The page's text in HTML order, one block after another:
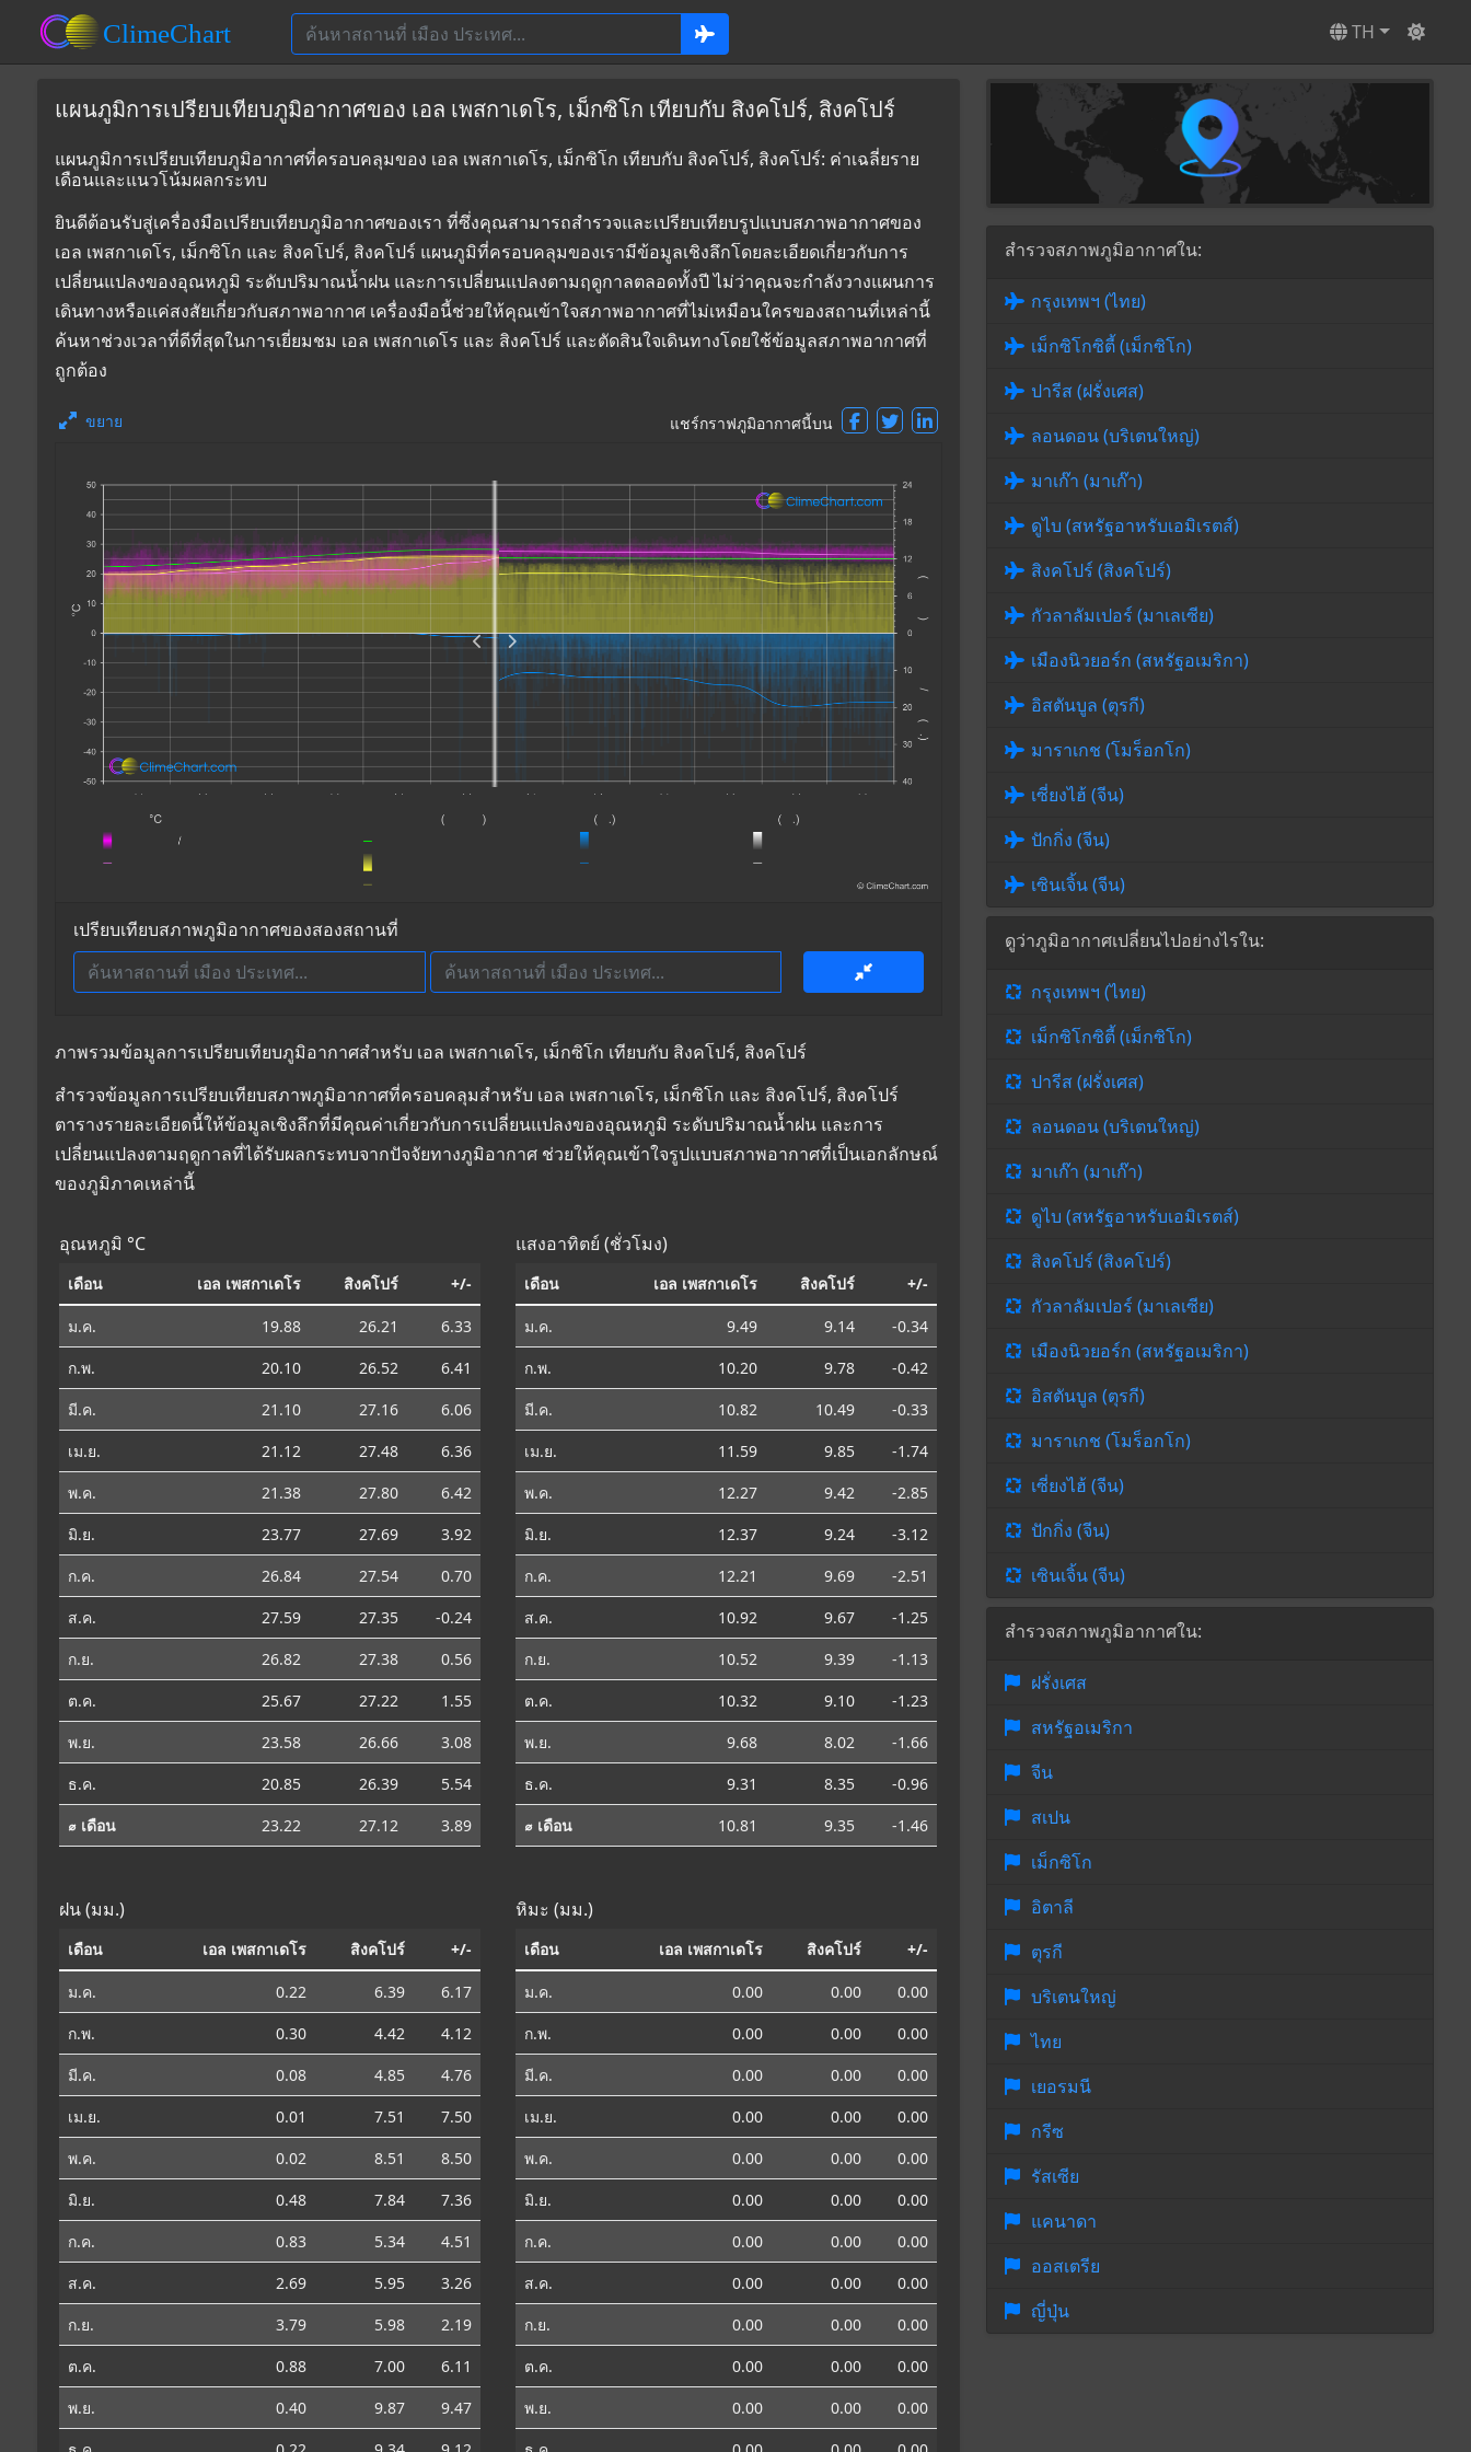
TH
แผนภูมิการเปรียบเทียบภูมิอากาศของ เอล เพสกาเดโร, เม็กซิโก เทียบกับ สิงคโปร์, สิงคโปร์
แผนภูมิการเปรียบเทียบภูมิอากาศที่ครอบคลุมของ เอล เพสกาเดโร, เม็กซิโก เทียบกับ สิงคโปร์, สิงคโปร์: ค่าเฉลี่ยราย
เดือนและแนวโน้มผลกระทบ
ยินดีต้อนรับสู่เครื่องมือเปรียบเทียบภูมิอากาศของเรา ที่ซึ่งคุณสามารถสำรวจและเปรียบเทียบรูปแบบสภาพอากาศของ
เอล เพสกาเดโร, เม็กซิโก และ สิงคโปร์, สิงคโปร์ แผนภูมิที่ครอบคลุมของเรามีข้อมูลเชิงลึกโดยละเอียดเกี่ยวกับการ
เปลี่ยนแปลงของอุณหภูมิ ระดับปริมาณน้ำฝน และการเปลี่ยนแปลงตามฤดูกาลตลอดทั้งปี ไม่ว่าคุณจะกำลังวางแผนการ
เดินทางหรือแค่สงสัยเกี่ยวกับสภาพอากาศ เครื่องมือนี้ช่วยให้คุณเข้าใจสภาพอากาศที่ไม่เหมือนใครของสถานที่เหล่านี้
ค้นหาช่วงเวลาที่ดีที่สุดในการเยี่ยมชม เอล เพสกาเดโร และ สิงคโปร์ และตัดสินใจเดินทางโดยใช้ข้อมูลสภาพอากาศที่
ถูกต้อง
ขยาย แชร์กราฟภูมิอากาศนี้บน
เปรียบเทียบสภาพภูมิอากาศของสองสถานที่
ภาพรวมข้อมูลการเปรียบเทียบภูมิอากาศสำหรับ เอล เพสกาเดโร, เม็กซิโก เทียบกับ สิงคโปร์, สิงคโปร์
สำรวจข้อมูลการเปรียบเทียบสภาพภูมิอากาศที่ครอบคลุมสำหรับ เอล เพสกาเดโร, เม็กซิโก และ สิงคโปร์, สิงคโปร์
ตารางรายละเอียดนี้ให้ข้อมูลเชิงลึกที่มีคุณค่าเกี่ยวกับการเปลี่ยนแปลงของอุณหภูมิ ระดับปริมาณน้ำฝน และการ
เปลี่ยนแปลงตามฤดูกาลที่ได้รับผลกระทบจากปัจจัยทางภูมิอากาศ ช่วยให้คุณเข้าใจรูปแบบสภาพอากาศที่เป็นเอกลักษณ์
ของภูมิภาคเหล่านี้
อุณหภูมิ °C
เดือน เอล เพสกาเดโร สิงคโปร์ +/-
ม.ค. 19.88 26.21
6.33
ก.พ.
20.10 26.52
6.41
มี.ค.
21.10 27.16
6.06
เม.ย.
21.12 27.48
6.36
พ.ค.
21.38 27.80
6.42
มิ.ย.
23.77 27.69
3.92
ก.ค.
26.84 27.54
0.70
ส.ค.
27.59 27.35
-0.24
ก.ย.
26.82 27.38
0.56
ต.ค.
25.67 27.22
1.55
พ.ย.
23.58 26.66
3.08
ธ.ค.
20.85 26.39
5.54
⌀ เดือน
23.22 27.12 3.89
แสงอาทิตย์ (ชั่วโมง)
เดือน เอล เพสกาเดโร สิงคโปร์ +/-
ม.ค. 9.49 9.14
-0.34
ก.พ.
10.20 9.78
-0.42
มี.ค.
10.82 10.49
-0.33
เม.ย.
11.59 9.85
-1.74
พ.ค.
12.27 9.42
-2.85
มิ.ย.
12.37 9.24
-3.12
ก.ค.
12.21 9.69
-2.51
ส.ค.
10.92 9.67
-1.25
ก.ย.
10.52 9.39
-1.13
ต.ค.
10.32 9.10
-1.23
พ.ย.
9.68 8.02
-1.66
ธ.ค.
9.31 8.35
-0.96
⌀ เดือน
10.81 9.35 -1.46
ฝน (มม.)
เดือน เอล เพสกาเดโร สิงคโปร์ +/-
ม.ค. 0.22 6.39
6.17
ก.พ.
0.30 4.42
4.12
มี.ค.
0.08 4.85
4.76
เม.ย.
0.01 7.51
7.50
พ.ค.
0.02 8.51
8.50
มิ.ย.
0.48 7.84
7.36
ก.ค.
0.83 5.34
4.51
ส.ค.
2.69 5.95
3.26
ก.ย.
3.79 5.98
2.19
ต.ค.
0.88 7.00
6.11
พ.ย.
0.40 9.87
9.47
หิมะ (มม.)
เดือน เอล เพสกาเดโร สิงคโปร์ +/-
ม.ค. 0.00 0.00
0.00
ก.พ.
0.00 0.00
0.00
มี.ค.
0.00 0.00
0.00
เม.ย.
0.00 0.00
0.00
พ.ค.
0.00 0.00
0.00
มิ.ย.
0.00 0.00
0.00
ก.ค.
0.00 0.00
0.00
ส.ค.
0.00 0.00
0.00
ก.ย.
0.00 0.00
0.00
ต.ค.
0.00 0.00
0.00
พ.ย.
0.00 0.00
0.00
สำรวจสภาพภูมิอากาศใน:
กรุงเทพฯ (ไทย)
เม็กซิโกซิตี้ (เม็กซิโก)
ปารีส (ฝรั่งเศส)
ลอนดอน (บริเตนใหญ่)
มาเก๊า (มาเก๊า)
ดูไบ (สหรัฐอาหรับเอมิเรตส์)
สิงคโปร์ (สิงคโปร์)
กัวลาลัมเปอร์ (มาเลเซีย)
เมืองนิวยอร์ก (สหรัฐอเมริกา)
อิสตันบูล (ตุรกี)
มาราเกช (โมร็อกโก)
เซี่ยงไฮ้ (จีน)
ปักกิ่ง (จีน)
เซินเจิ้น (จีน)
ดูว่าภูมิอากาศเปลี่ยนไปอย่างไรใน:
กรุงเทพฯ (ไทย)
เม็กซิโกซิตี้ (เม็กซิโก)
ปารีส (ฝรั่งเศส)
ลอนดอน (บริเตนใหญ่)
มาเก๊า (มาเก๊า)
ดูไบ (สหรัฐอาหรับเอมิเรตส์)
สิงคโปร์ (สิงคโปร์)
กัวลาลัมเปอร์ (มาเลเซีย)
เมืองนิวยอร์ก (สหรัฐอเมริกา)
อิสตันบูล (ตุรกี)
มาราเกช (โมร็อกโก)
เซี่ยงไฮ้ (จีน)
ปักกิ่ง (จีน)
เซินเจิ้น (จีน)
สำรวจสภาพภูมิอากาศใน:
ฝรั่งเศส
สหรัฐอเมริกา
จีน
สเปน
เม็กซิโก
อิตาลี
ตุรกี
บริเตนใหญ่
ไทย
เยอรมนี
กรีซ
รัสเซีย
แคนาดา
ออสเตรีย
ญี่ปุ่น